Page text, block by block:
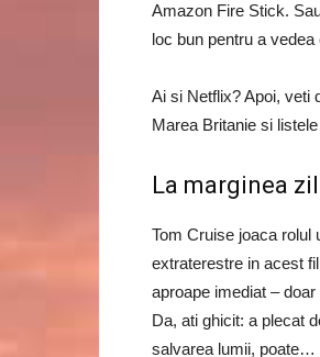
Amazon Fire Stick.
loc bun pentru a
Ai si Netflix? Apoi, veti
Marea Britanie si
La marginea
Tom Cruise joaca rolul
extraterestre in acest
aproape imediat –
Da, ati ghicit: a plecat
salvarea lumii, poate…